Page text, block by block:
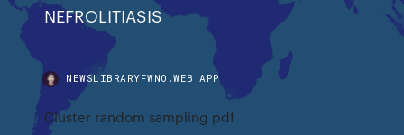
NEFROLITIASIS
NEWSLIBRARYFWNO.WEB.APP
Cluster random sampling pdf